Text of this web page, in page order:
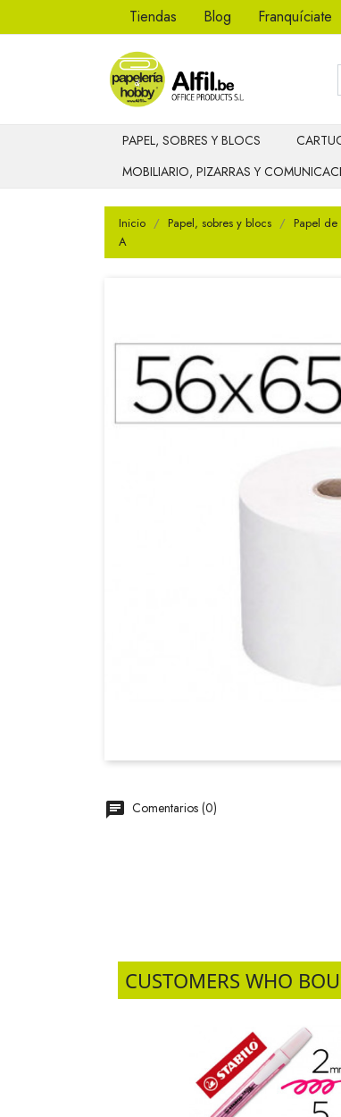
Tiendas Blog Franquíciate
PAPEL, SOBRES Y BLOCS
MOBILIARIO, PIZARRAS Y
Inicio Papel, sobres y blocs Papel
A
Comentarios (0)
CUSTOMERS WHO